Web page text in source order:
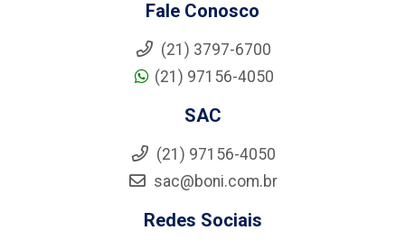
Fale Conosco
(21) 3797-6700
(21) 97156-4050
SAC
(21) 97156-4050
sac@boni.com.br
Redes Sociais